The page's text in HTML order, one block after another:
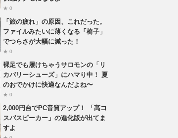
★ 0
「旅の疲れ」の原因、これだった。
ファイルみたいに薄くなる「椅子」
でつらさが大幅に減った！
★ 0
裸足でも履けちゃうサロモンの「リ
カバリーシューズ」にハマり中！ 夏
のおでかけに快適なんだよね〜
★ 0
2,000円台でPC音質アップ！ 「高コ
スパスピーカー」の進化版が出てま
すよ